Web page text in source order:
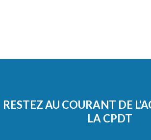
RESTEZ AU COURANT DE
LA CPDT